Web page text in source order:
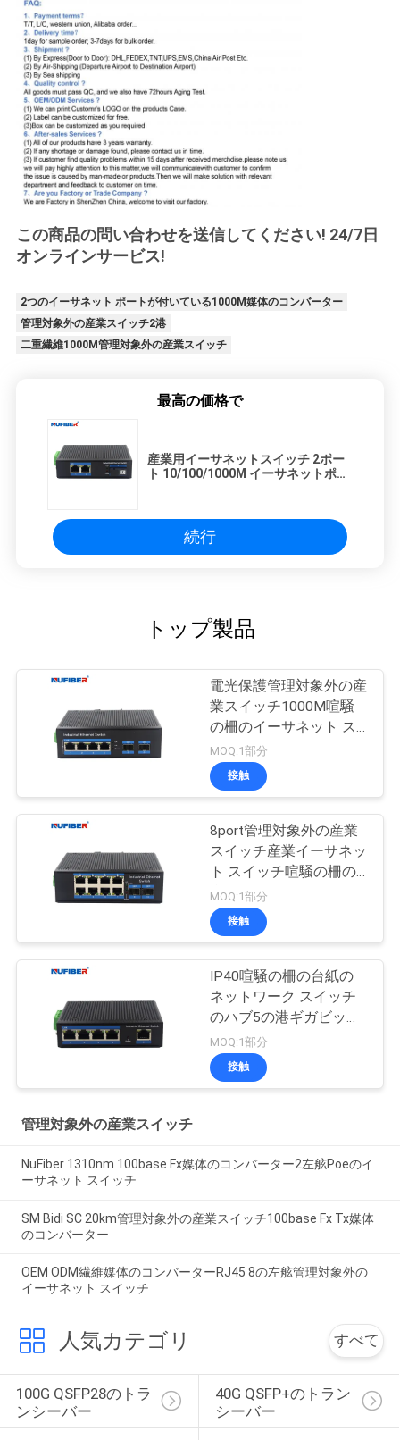
この商品の問い合わせを送信してください! 24/7日
オンラインサービス!
2つのイーサネット ポートが付いている1000M媒体のコンバーター
管理対象外の産業スイッチ2港
二重繊維1000M管理対象外の産業スイッチ
最高の価格で
産業用イーサネットスイッチ 2ポー
ト 10/100/1000M イーサネットポー
続行
トップ製品
電光保護管理対象外の産
業スイッチ1000M喧騒
の柵のイーサネット ス
イッチ
MOQ:1部分
接触
8port管理対象外の産業
スイッチ産業イーサネッ
ト スイッチ喧騒の柵の
台紙
MOQ:1部分
接触
IP40喧騒の柵の台紙の
ネットワーク スイッチ
のハブ5の港ギガビット
Rj45 UTPインターフェ
イス
MOQ:1部分
接触
管理対象外の産業スイッチ
NuFiber 1310nm 100base Fx媒体のコンバーター2左舷Poeのイ
ーサネット スイッチ
SM Bidi SC 20km管理対象外の産業スイッチ100base Fx Tx媒体
のコンバーター
OEM ODM繊維媒体のコンバーターRJ45 8の左舷管理対象外の
イーサネット スイッチ
人気カテゴリ すべて
100G QSFP28のトラ
ンシーバー
40G QSFP+のトラン
シーバー